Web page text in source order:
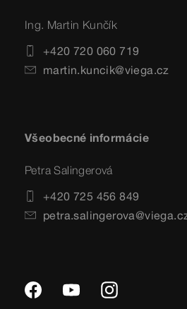
Ing. Martin Kunčík
+420 720 060 719
martin.kuncik@viega.cz
Všeobecné informácie
Petra Salingerová
+420 725 456 849